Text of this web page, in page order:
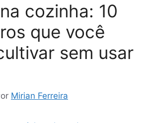
cozinha: 10
que você
sem usar
Mirian Ferreira